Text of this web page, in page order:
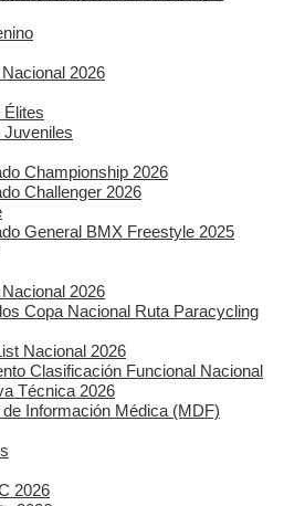
2026
Élites
Championship 2026
Challenger 2026
General BMX Freestyle 2025
2026
Copa Nacional Ruta Paracycling
Nacional 2026
Clasificación Funcional Nacional
Técnica 2026
Información Médica (MDF)
2026